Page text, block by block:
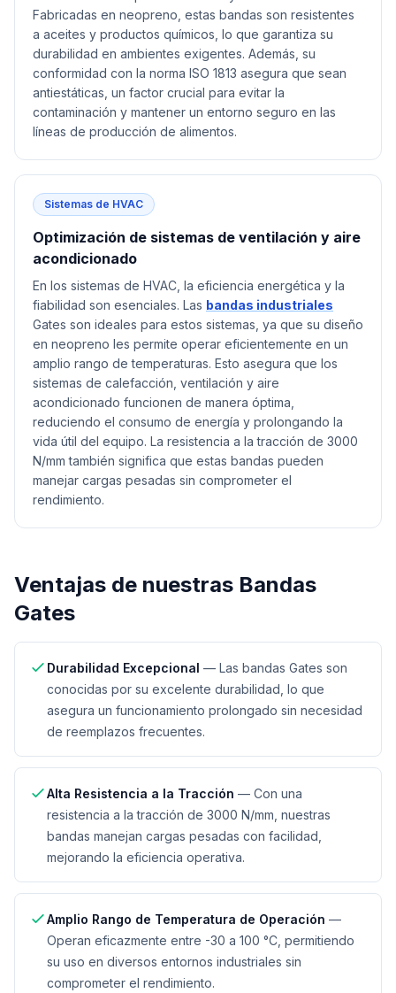
Fabricadas en neopreno, estas bandas son resistentes
a aceites y productos químicos, lo que garantiza su
durabilidad en ambientes exigentes. Además, su
conformidad con la norma ISO 1813 asegura que sean
antiestáticas, un factor crucial para evitar la
contaminación y mantener un entorno seguro en las
líneas de producción de alimentos.
Sistemas de HVAC
Optimización de sistemas de ventilación y aire
acondicionado
En los sistemas de HVAC, la eficiencia energética y la
fiabilidad son esenciales. Las bandas industriales
Gates son ideales para estos sistemas, ya que su diseño
en neopreno les permite operar eficientemente en un
amplio rango de temperaturas. Esto asegura que los
sistemas de calefacción, ventilación y aire
acondicionado funcionen de manera óptima,
reduciendo el consumo de energía y prolongando la
vida útil del equipo. La resistencia a la tracción de 3000
N/mm también significa que estas bandas pueden
manejar cargas pesadas sin comprometer el
rendimiento.
Ventajas de nuestras Bandas
Gates
Durabilidad Excepcional — Las bandas Gates son
conocidas por su excelente durabilidad, lo que
asegura un funcionamiento prolongado sin necesidad
de reemplazos frecuentes.
Alta Resistencia a la Tracción — Con una
resistencia a la tracción de 3000 N/mm, nuestras
bandas manejan cargas pesadas con facilidad,
mejorando la eficiencia operativa.
Amplio Rango de Temperatura de Operación —
Operan eficazmente entre -30 a 100 °C, permitiendo
su uso en diversos entornos industriales sin
comprometer el rendimiento.